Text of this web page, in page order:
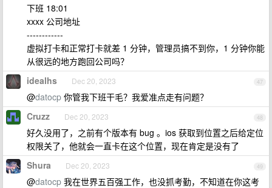
下班 18:01
xxxx 公司地址
------------
虚拟打卡和正常打卡就差 1 分钟，管理员搞不到你，1 分钟你能
从很远的地方跑回公司吗？
47
idealhs Dec 20, 2023
@datocp 你管我下班干毛？我爱准点走有问题？
48
Cruzz Dec 20, 2023
好久没用了，之前有个版本有 bug 。ios 获取到位置之后给定位
权限关了，他就会一直卡在这个位置，现在肯定是没有了
49
Shura Dec 20, 2023
@datocp 我在世界五百强工作，也没抓考勤，不知道在你这考